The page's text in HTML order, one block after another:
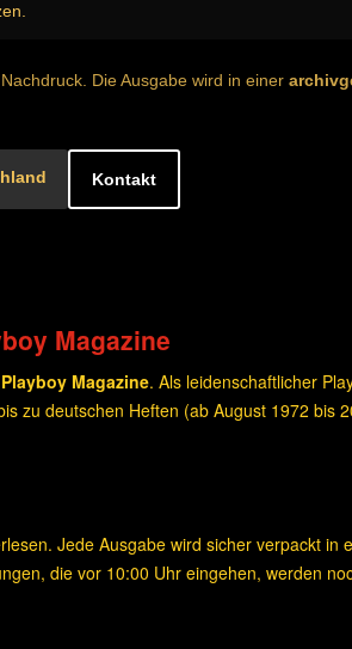
Die Ausgabe wird in einer
Kontakt
Magazine
Magazine. Als leidenschaftlicher
zu deutschen Heften (ab August 1972 bis
Jede Ausgabe wird sicher verpackt in
die vor 10:00 Uhr eingehen, werden